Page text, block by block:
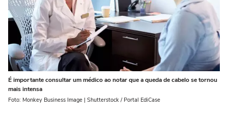
É importante consultar um médico ao notar que a queda de cabelo se tornou
mais intensa
Foto: Monkey Business Image | Shutterstock / Portal EdiCase